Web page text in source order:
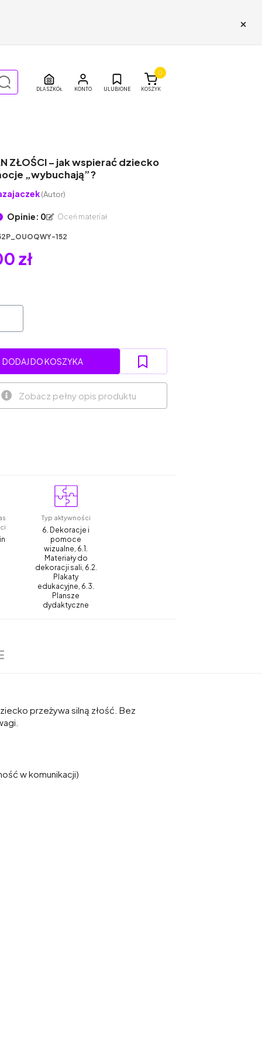
×
DLA SZKÓŁ ULUBIONE KOSZYK
0
ZŁOŚCI – jak wspierać dziecko
„wybuchają”?
(Autor)
Opinie: 0 Oceń materiał
152
zł
DODAJ DO KOSZYKA
Zobacz pełny opis produktu
Typ aktywności
6. Dekoracje i
pomoce
wizualne, 6.1.
Materiały do
dekoracji sali, 6.2.
Plakaty
edukacyjne, 6.3.
Plansze
dydaktyczne
przeżywa silną złość. Bez
w komunikacji)